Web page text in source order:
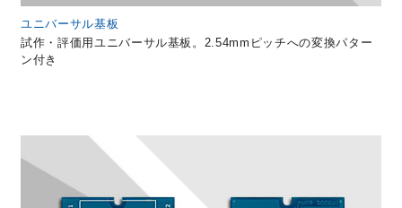
ユニバーサル基板
試作・評価用ユニバーサル基板。2.54mmピッチへの変換パター
ン付き